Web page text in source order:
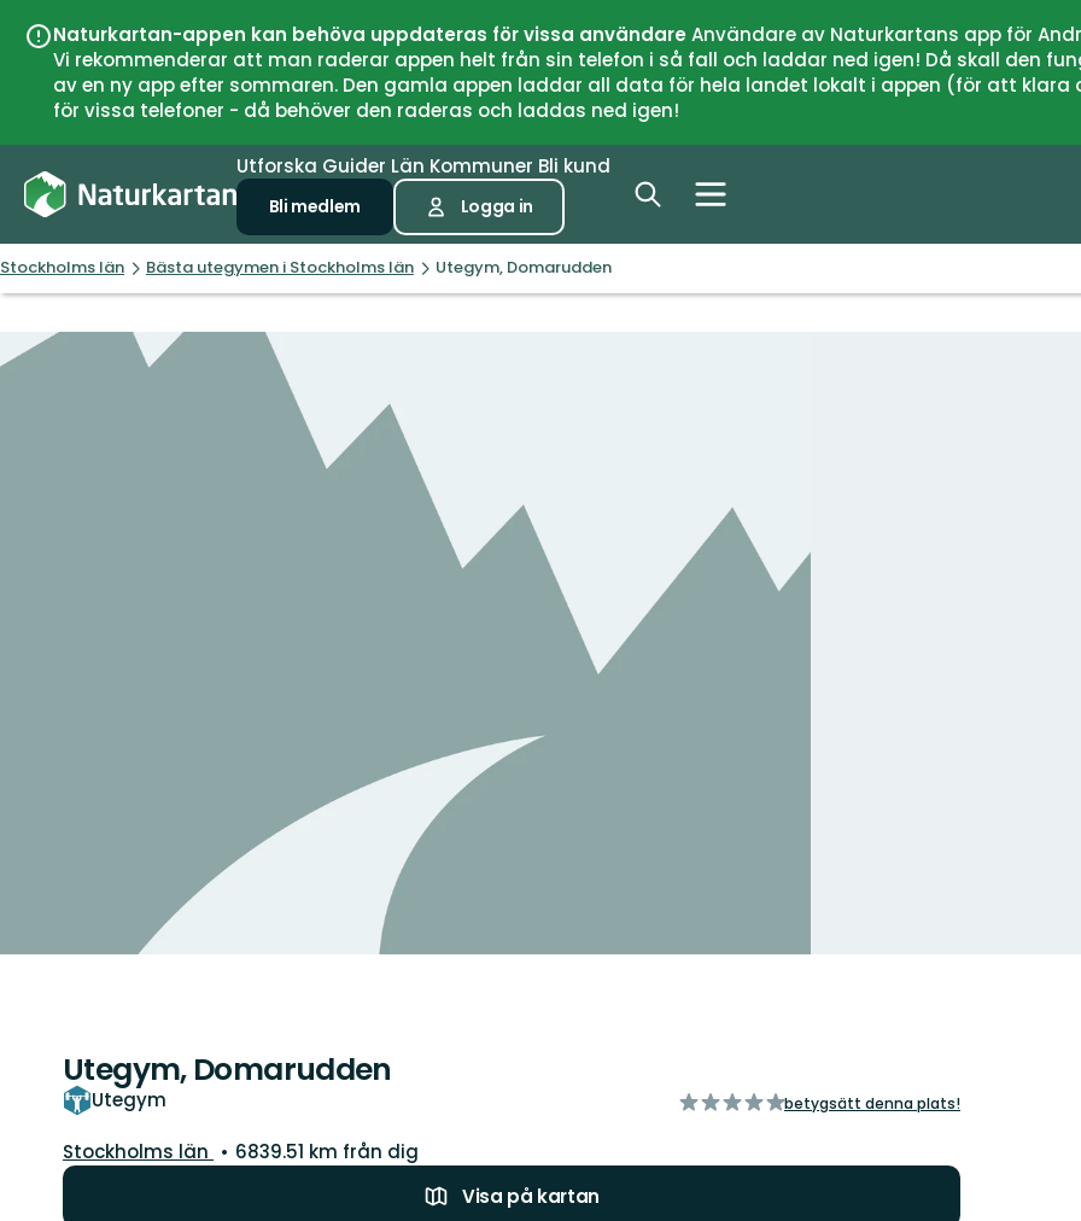
Naturkartan-appen kan behöva uppdateras för vissa användareAnvändare av Naturkartans app för
Vi rekommenderar att man raderar appen helt från sin telefon i så fall och laddar ned igen! Då skall den
av en ny app efter sommaren. Den gamla appen laddar all data för hela landet lokalt i appen (för att
för vissa telefoner - då behöver den raderas och laddas ned igen!
Utforska Guider Län Kommuner Bli kund
Bli medlem Logga in
Stockholms län Bästa utegymen i Stockholms län Utegym, Domarudden
Utegym, Domarudden
Utegym
av
betygsätt denna plats!
Län:
Stockholms län
6839.51 km från dig
Visa på kartan